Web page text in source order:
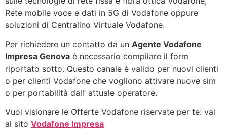
Rete mobile voce e dati in 5G di Vodafone oppure
soluzioni di Centralino Virtuale Vodafone.
Per richiedere un contatto da un Agente Vodafone
Impresa Genova è necessario compilare il form
riportato sotto. Questo canale è valido per nuovi clienti
o per clienti Vodafone che vogliono attivare nuove sim
o per portabilità dall’ attuale operatore.
Vuoi visionare le Offerte Vodafone riservate per te: vai
al sito Vodafone Impresa